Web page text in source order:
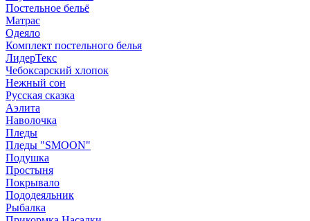
Постельное бельё
Матрас
Одеяло
Комплект постельного белья
ЛидерТекс
Чебоксарский хлопок
Нежный сон
Русская сказка
Аэлита
Наволочка
Пледы
Пледы "SMOON"
Подушка
Простыня
Покрывало
Пододеяльник
Рыбалка